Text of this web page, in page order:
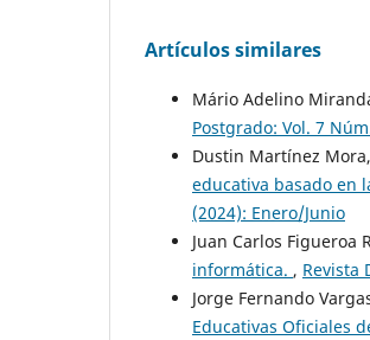
Artículos similares
Mário Adelino
Postgrado: Vol. 7
Dustin Martínez
educativa basado en
(2024): Enero/Junio
Juan Carlos Figueroa
informática. , Revista
Jorge Fernando
Educativas Oficiales